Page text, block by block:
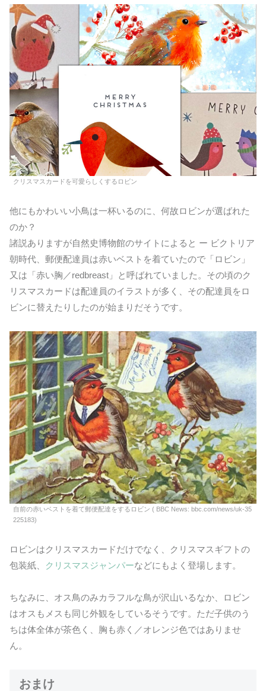
クリスマスカードを可愛らしくするロビン
他にもかわいい小鳥は一杯いるのに、何故ロビンが選ばれた
のか？
諸説ありますが自然史博物館のサイトによると ー ビクトリア
朝時代、郵便配達員は赤いベストを着ていたので「ロビン」
又は「赤い胸／redbreast」と呼ばれていました。その頃のク
リスマスカードは配達員のイラストが多く、その配達員をロ
ビンに替えたりしたのが始まりだそうです。
自前の赤いベストを着て郵便配達をするロビン ( BBC News: bbc.com/news/uk-35
225183)
ロビンはクリスマスカードだけでなく、クリスマスギフトの
包装紙、
クリスマスジャンパーなどにもよく登場します。
ちなみに、オス鳥のみカラフルな鳥が沢山いるなか、ロビン
はオスもメスも同じ外観をしているそうです。ただ子供のう
ちは体全体が茶色く、胸も赤く／オレンジ色ではありませ
ん。
おまけ